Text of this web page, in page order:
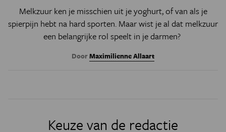
Melkzuur ken je misschien uit je yoghurt, of van als je
spierpijn hebt na hard sporten. Maar wist je al dat melkzuur
een belangrijke rol speelt in je darmen?
DoorMaximilienne Allaart
Keuze van de redactie